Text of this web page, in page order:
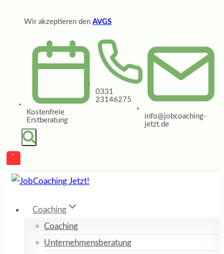
Wir akzeptieren den AVGS
Kostenfreie
Erstberatung
0331
23146275
info@jobcoaching-
jetzt.de
Coaching
Coaching
Unternehmensberatung